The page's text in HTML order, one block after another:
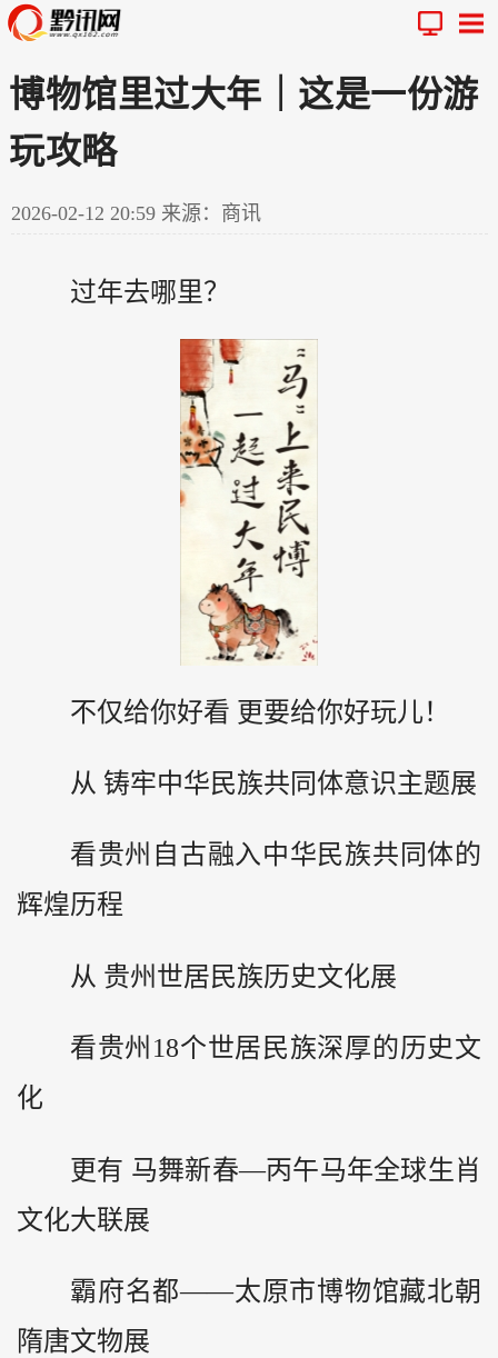
博物馆里过大年｜这是一份游
玩攻略
2026-02-12 20:59 来源：商讯
过年去哪里？
不仅给你好看 更要给你好玩儿！
从 铸牢中华民族共同体意识主题展
看贵州 自古融入中华民族共同体的
辉煌历程
从 贵州世居民族历史文化展
看贵州18个世居民族深厚的历史文
化
更有 马舞新春—丙午马年全球生肖
文化大联展
霸府名都——太原市博物馆藏北朝
隋唐文物展